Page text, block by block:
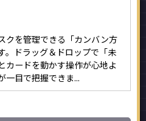
クを管理できる「カンバン方
。ドラッグ＆ドロップで「未
カードを動かす操作が心地よ
一目で把握できま...